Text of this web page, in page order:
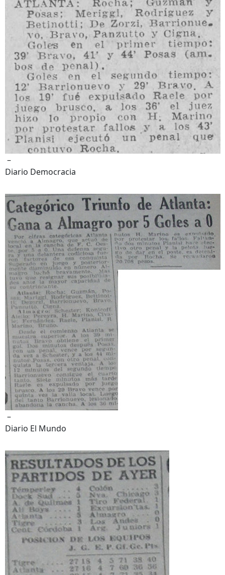
–
Diario Democracia
–
Diario El Mundo